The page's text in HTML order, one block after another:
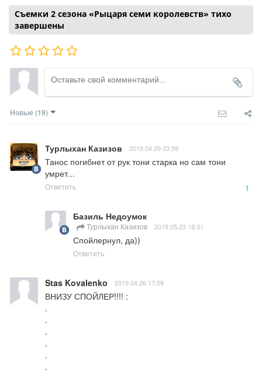
Съемки 2 сезона «Рыцаря семи королевств» тихо
завершены
Новые (19)
Турлыхан Казизов 2019.04.29 03:59
Танос погибнет от рук тони старка но сам тони
умрет...
Ответить 1
Базиль Недоумок
Турлыхан Казизов 2019.05.23 18:31
Спойлернул, да))
Ответить
Stas Kovalenko 2019.04.26 17:09
ВНИЗУ СПОЙЛЕР!!!! :
.
.
.
.
.
.